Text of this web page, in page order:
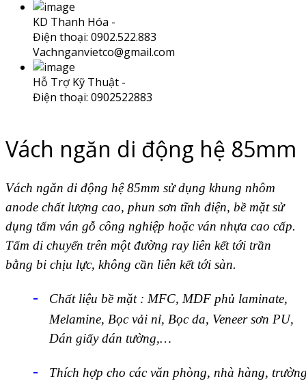
KD Thanh Hóa -
Điện thoại: 0902.522.883
Vachnganvietco@gmail.com
Hỗ Trợ Kỹ Thuật -
Điện thoại: 0902522883
Vách ngăn di động hệ 85mm
Vách ngăn di động hệ 85mm sử dụng khung nhôm
anode chất lượng cao, phun sơn tĩnh điện, bề mặt sử
dụng tấm ván gỗ công nghiệp hoặc ván nhựa cao cấp.
Tấm di chuyển trên một đường ray liên kết tới trần
bằng bi chịu lực, không cần liên kết tới sàn.
-
Chất liệu bề mặt : MFC, MDF phủ laminate,
Melamine, Bọc vải nỉ, Bọc da, Veneer sơn PU,
Dán giấy dán tường,…
- Thích hợp cho các văn phòng, nhà hàng,